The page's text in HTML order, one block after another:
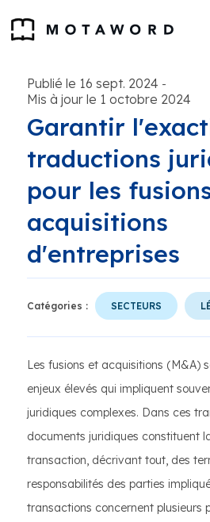
Publié le 16 sept. 2024 -
Mis à jour le 1 octobre 2024
Garantir
traductions
pour les
acquisitions
d'entreprises
Catégories : SECTEURS
Les fusions et acquisitions (M&A)
enjeux élevés qui impliquent
juridiques complexes. Dans ces
documents juridiques constituent
transaction, décrivant tout, des
responsabilités des parties
transactions concernent plusieurs